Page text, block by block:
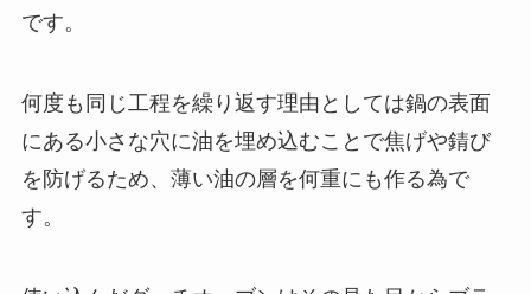
です。
何度も同じ工程を繰り返す理由としては鍋の表面
にある小さな穴に油を埋め込むことで焦げや錆び
を防げるため、薄い油の層を何重にも作る為で
す。